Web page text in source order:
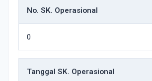
No. SK. Operasional
0
Tanggal SK. Operasional